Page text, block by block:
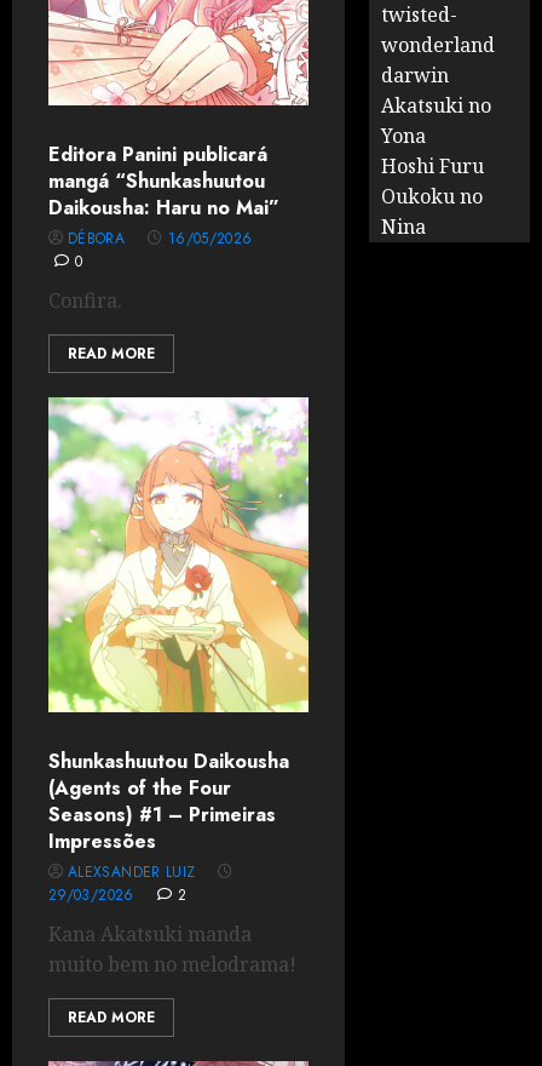
Editora Panini publicará
mangá “Shunkashuutou
Daikousha: Haru no Mai”
DÉBORA
16/05/2026
0
Confira.
READ MORE
Shunkashuutou Daikousha
(Agents of the Four
Seasons) #1 – Primeiras
Impressões
ALEXSANDER LUIZ
29/03/2026
2
Kana Akatsuki manda
muito bem no melodrama!
READ MORE
twisted-
wonderland
darwin
Akatsuki no
Yona
Hoshi Furu
Oukoku no
Nina